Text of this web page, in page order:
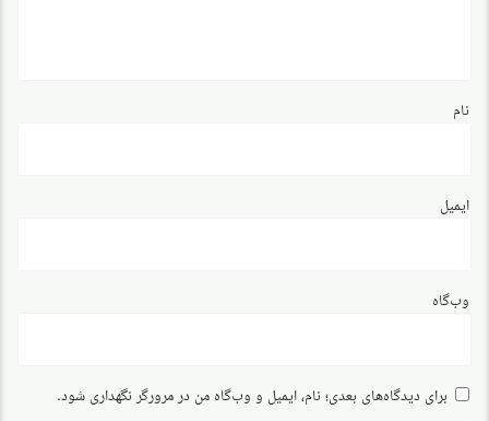
نام
ایمیل
وب‌گاه
برای دیدگاه‌های بعدی؛ نام، ایمیل و وب‌گاه من در مرورگر نگهداری شود.